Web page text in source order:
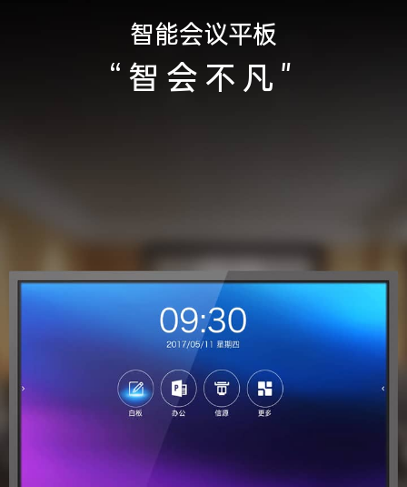
智能会议平板
“智会不凡"